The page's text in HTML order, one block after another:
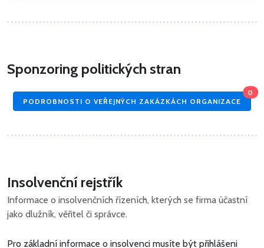
Sponzoring politických stran
PODROBNOSTI O VEŘEJNÝCH ZAKÁZKÁCH ORGANIZACE
0
Insolvenční rejstřík
Informace o insolvenčních řízeních, kterých se firma účastní
jako dlužník, věřitel či správce.
Pro základní informace o insolvenci musíte být přihlášeni